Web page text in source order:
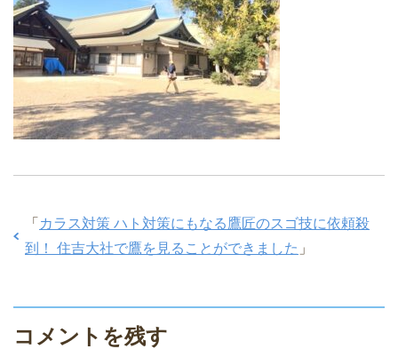
「 カラス対策 ハト対策にもなる鷹匠のスゴ技に依頼殺
到！ 住吉大社で鷹を見ることができました 」
コメントを残す